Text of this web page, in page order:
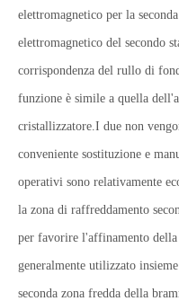
elettromagnetico per la
elettromagnetico del secondo
corrispondenza del rullo di
funzione è simile a quella
cristallizzatore.I due non
conveniente sostituzione e
operativi sono relativamente
la zona di raffreddamento
per favorire l'affinamento
generalmente utilizzato
seconda zona fredda della